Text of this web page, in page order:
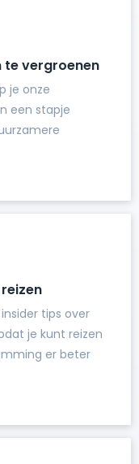
te vergroenen
je onze
een stapje
tips over
je kunt reizen
er beter